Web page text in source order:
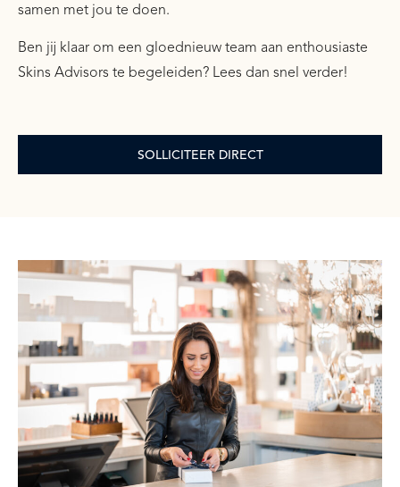
samen met jou te doen.
Ben jij klaar om een gloednieuw team aan enthousiaste
Skins Advisors te begeleiden? Lees dan snel verder!
SOLLICITEER DIRECT